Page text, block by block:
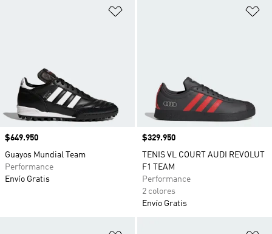
Precio
$649.950
Guayos Mundial Team
Performance
Envío Gratis
Precio
$329.950
TENIS VL COURT AUDI REVOLUT
F1 TEAM
Performance
2 colores
Envío Gratis